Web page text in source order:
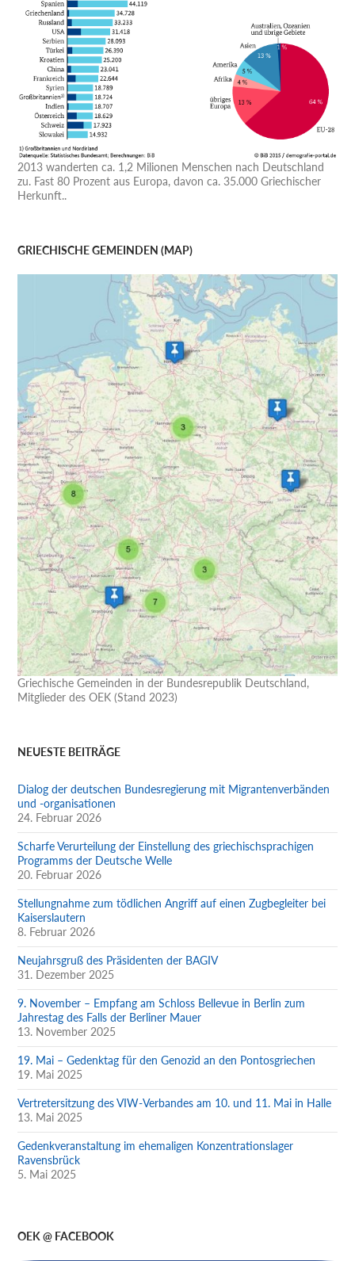
2013 wanderten ca. 1,2 Milionen Menschen nach Deutschland
zu. Fast 80 Prozent aus Europa, davon ca. 35.000 Griechischer
Herkunft..
GRIECHISCHE GEMEINDEN (MAP)
Griechische Gemeinden in der Bundesrepublik Deutschland,
Mitglieder des OEK (Stand 2023)
NEUESTE BEITRÄGE
Dialog der deutschen Bundesregierung mit Migrantenverbänden
und -organisationen
24. Februar 2026
Scharfe Verurteilung der Einstellung des griechischsprachigen
Programms der Deutsche Welle
20. Februar 2026
Stellungnahme zum tödlichen Angriff auf einen Zugbegleiter bei
Kaiserslautern
8. Februar 2026
Neujahrsgruß des Präsidenten der BAGIV
31. Dezember 2025
9. November – Empfang am Schloss Bellevue in Berlin zum
Jahrestag des Falls der Berliner Mauer
13. November 2025
19. Mai – Gedenktag für den Genozid an den Pontosgriechen
19. Mai 2025
Vertretersitzung des VIW-Verbandes am 10. und 11. Mai in Halle
13. Mai 2025
Gedenkveranstaltung im ehemaligen Konzentrationslager
Ravensbrück
5. Mai 2025
OEK @ FACEBOOK